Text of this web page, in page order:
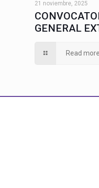
21 noviembre, 2025
GENERAL
Read more